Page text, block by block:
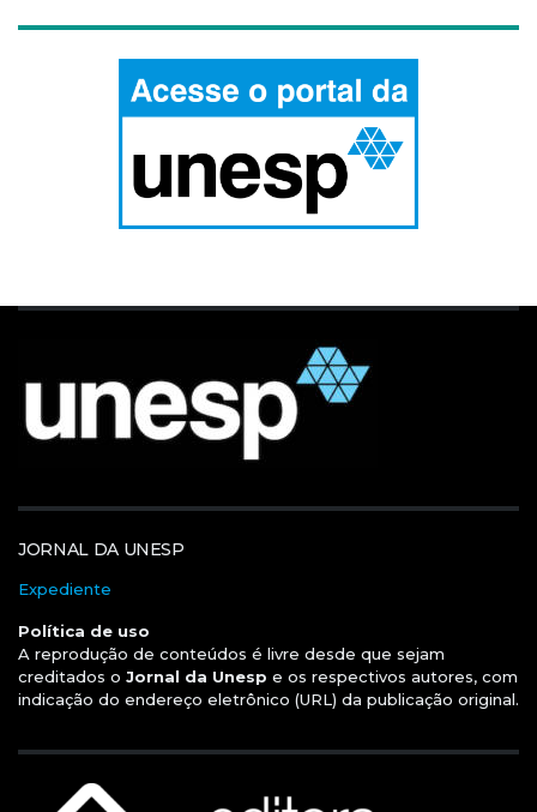
JORNAL DA UNESP
Expediente
Política de uso
A reprodução de conteúdos é livre desde que sejam
creditados o Jornal da Unesp e os respectivos autores, com
indicação do endereço eletrônico (URL) da publicação original.